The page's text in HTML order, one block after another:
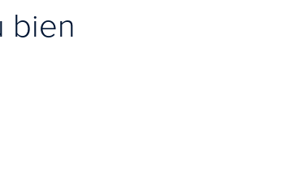
bien